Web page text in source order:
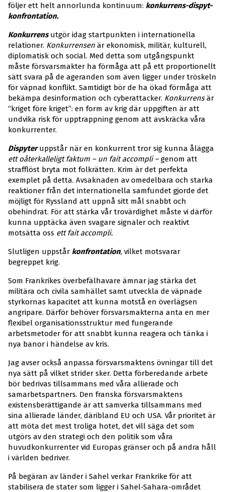
följer ett helt annorlunda kontinuum: konkurrens-dispyt-
konfrontation.
Konkurrensutgör idag startpunkten i internationella
relationer. Konkurrensen är ekonomisk, militär, kulturell,
diplomatisk och social. Med detta som utgångspunkt
måste försvarsmakter ha förmåga att på ett proportionellt
sätt svara på de ageranden som även ligger under tröskeln
för väpnad konflikt. Samtidigt bör de ha ökad förmåga att
bekämpa desinformation och cyberattacker. Konkurrensär
“kriget före kriget”: en form av krig där uppgiften är att
undvika risk för upptrappning genom att avskräcka våra
konkurrenter.
Dispyteruppstår när en konkurrent tror sig kunna ålägga
ettoåterkalleligt faktum – un fait accompli –genom att
strafflöst bryta mot folkrätten. Krim är det perfekta
exemplet på detta. Avsaknaden av omedelbara och starka
reaktioner från det internationella samfundet gjorde det
möjligt för Ryssland att uppnå sitt mål snabbt och
obehindrat. För att stärka vår trovärdighet måste vi därför
kunna upptäcka även svagare signaler och reaktivt
motsätta oss ett fait accompli.
Slutligen uppstår konfrontation, vilket motsvarar
begreppet krig.
Som Frankrikes överbefälhavare ämnar jag stärka det
militära och civila samhället samt utveckla de väpnade
styrkornas kapacitet att kunna motstå en överlägsen
angripare. Därför behöver försvarsmakterna anta en mer
flexibel organisationsstruktur med fungerande
arbetsmetoder för att snabbt kunna reagera och tänka i
nya banor i händelse av kris.
Jag avser också anpassa försvarsmaktens övningar till det
nya sätt på vilket strider sker. Detta förberedande arbete
bör bedrivas tillsammans med våra allierade och
samarbetspartners. Den franska försvarsmaktens
existensberättigande är att samverka tillsammans med
sina allierade länder, däribland EU och USA. Vår prioritet är
att möta det mest troliga hotet, det vill säga det som
utgörs av den strategi och den politik som våra
huvudkonkurrenter vid Europas gränser och på andra håll
i världen bedriver.
På begäran av länder i Sahel verkar Frankrike för att
stabilisera de stater som ligger i Sahel-Sahara-området